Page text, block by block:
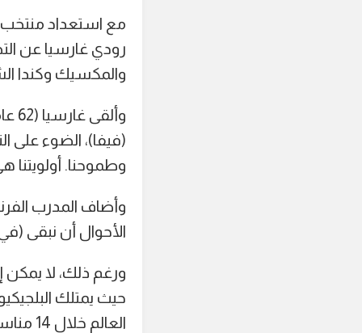
رودي غارسيا عن
والمكسيك وكندا
(فيفا)، الضوء على
وطموحنا. أولويتنا
وأضاف المدرب
الأحوال أن نبقى (في سياتل
ورغم ذلك، لا يمكن
حيث يمتلك